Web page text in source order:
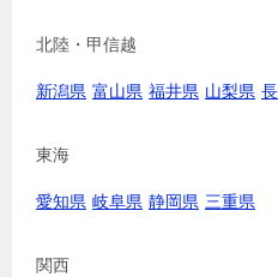
北陸・甲信越
新潟県 富山県 福井県 山梨県
東海
愛知県 岐阜県 静岡県 三重県
関西